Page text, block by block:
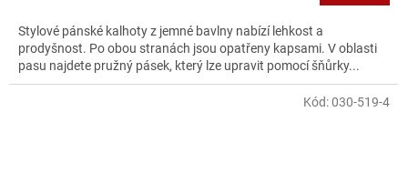
Stylové pánské kalhoty z jemné bavlny nabízí lehkost a
prodyšnost. Po obou stranách jsou opatřeny kapsami. V oblasti
pasu najdete pružný pásek, který lze upravit pomocí šňůrky...
Kód:030-519-4